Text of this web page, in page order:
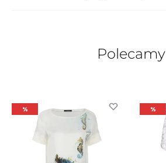
Polecamy
% %